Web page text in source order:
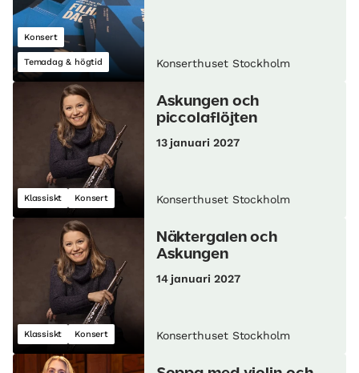
Konsert
Temadag & högtid Konserthuset Stockholm
Klassiskt Konsert
Askungen och
piccolaflöjten
13 januari 2027
Konserthuset Stockholm
Klassiskt Konsert
Näktergalen och
Askungen
14 januari 2027
Konserthuset Stockholm